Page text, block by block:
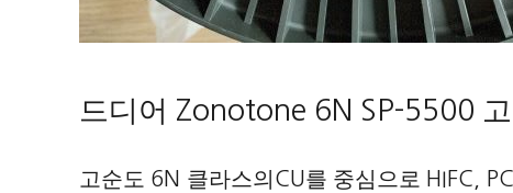
드디어 Zonotone 6N SP-5500
고순도 6N 클라스의 CU를 중심으로 HIFC,